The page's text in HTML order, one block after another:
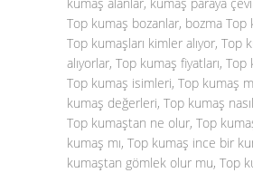
Top kumaş bozanlar, bozma Top
Top kumaşları kimler alıyor, Top
alıyorlar, Top kumaş fiyatları,
Top kumaş isimleri, Top kumaş
kumaş değerleri, Top kumaş
Top kumaştan ne olur, Top
kumaş mı, Top kumaş ince bir
kumaştan gömlek olur mu, Top